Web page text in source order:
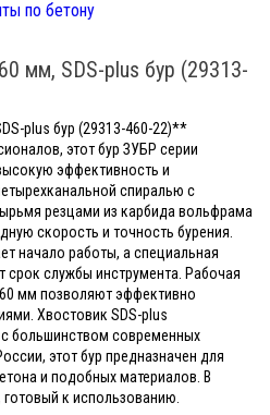
по бетону
мм, SDS-plus бур (29313-
plus бур (29313-460-22)**
этот бур ЗУБР серии
эффективность и
спиралью с
резцами из карбида вольфрама
скорость и точность бурения.
начало работы, а специальная
срок службы инструмента. Рабочая
мм позволяют эффективно
Хвостовик SDS-plus
большинством современных
этот бур предназначен для
и подобных материалов. В
к использованию.